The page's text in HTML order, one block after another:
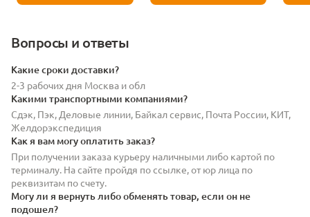
Вопросы и ответы
Какие сроки доставки?
2-3 рабочих дня Москва и обл
Какими транспортными компаниями?
Сдэк, Пэк, Деловые линии, Байкал сервис, Почта России, КИТ,
Желдорэкспедиция
Как я вам могу оплатить заказ?
При получении заказа курьеру наличными либо картой по
терминалу. На сайте пройдя по ссылке, от юр лица по
реквизитам по счету.
Могу ли я вернуть либо обменять товар, если он не
подошел?